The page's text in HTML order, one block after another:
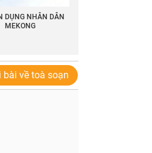
DỤNG NHÂN DÂN
MEKONG
bài về toà soạn